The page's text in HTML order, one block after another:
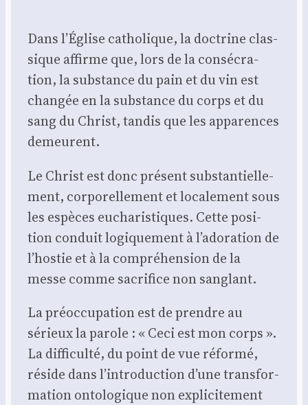
Dans l’Église catho­lique, la doc­trine clas­
sique affirme que, lors de la consé­cra­
tion, la sub­stance du pain et du vin est
chan­gée en la sub­stance du corps et du
sang du Christ, tan­dis que les appa­rences
demeurent.
Le Christ est donc pré­sent sub­stan­tiel­le­
ment, cor­po­rel­le­ment et loca­le­ment sous
les espèces eucha­ris­tiques. Cette posi­
tion conduit logi­que­ment à l’adoration de
l’hostie et à la com­pré­hen­sion de la
messe comme sacri­fice non san­glant.
La pré­oc­cu­pa­tion est de prendre au
sérieux la parole : « Ceci est mon corps ».
La dif­fi­cul­té, du point de vue réfor­mé,
réside dans l’introduction d’une trans­for­
ma­tion onto­lo­gique non expli­ci­te­ment